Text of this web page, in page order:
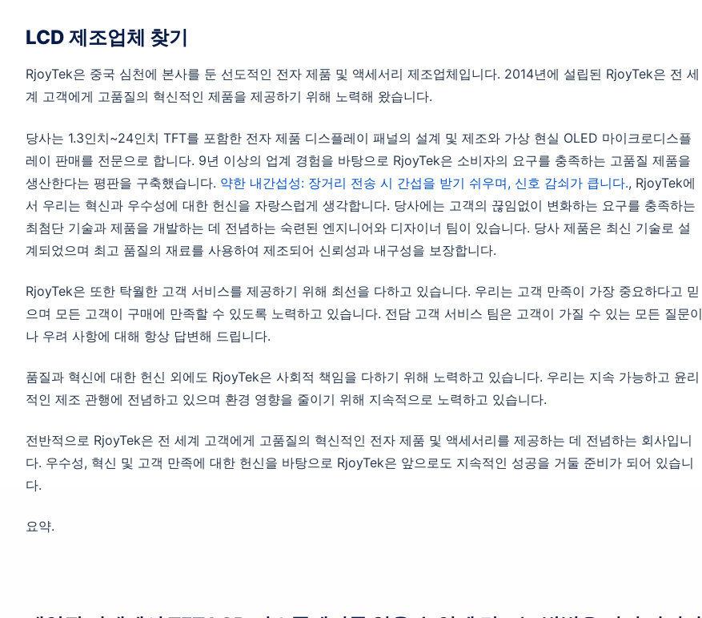
LCD 제조업체 찾기
RjoyTek은 중국 심천에 본사를 둔 선도적인 전자 제품 및 액세서리 제조업체입니다. 2014년에 설립된 RjoyTek은 전 세
계 고객에게 고품질의 혁신적인 제품을 제공하기 위해 노력해 왔습니다.
당사는 1.3인치~24인치 TFT를 포함한 전자 제품 디스플레이 패널의 설계 및 제조와 가상 현실 OLED 마이크로디스플
레이 판매를 전문으로 합니다. 9년 이상의 업계 경험을 바탕으로 RjoyTek은 소비자의 요구를 충족하는 고품질 제품을
생산한다는 평판을 구축했습니다. 약한 내간섭성: 장거리 전송 시 간섭을 받기 쉬우며, 신호 감쇠가 큽니다., RjoyTek에
서 우리는 혁신과 우수성에 대한 헌신을 자랑스럽게 생각합니다. 당사에는 고객의 끊임없이 변화하는 요구를 충족하는
최첨단 기술과 제품을 개발하는 데 전념하는 숙련된 엔지니어와 디자이너 팀이 있습니다. 당사 제품은 최신 기술로 설
계되었으며 최고 품질의 재료를 사용하여 제조되어 신뢰성과 내구성을 보장합니다.
RjoyTek은 또한 탁월한 고객 서비스를 제공하기 위해 최선을 다하고 있습니다. 우리는 고객 만족이 가장 중요하다고 믿
으며 모든 고객이 구매에 만족할 수 있도록 노력하고 있습니다. 전담 고객 서비스 팀은 고객이 가질 수 있는 모든 질문이
나 우려 사항에 대해 항상 답변해 드립니다.
품질과 혁신에 대한 헌신 외에도 RjoyTek은 사회적 책임을 다하기 위해 노력하고 있습니다. 우리는 지속 가능하고 윤리
적인 제조 관행에 전념하고 있으며 환경 영향을 줄이기 위해 지속적으로 노력하고 있습니다.
전반적으로 RjoyTek은 전 세계 고객에게 고품질의 혁신적인 전자 제품 및 액세서리를 제공하는 데 전념하는 회사입니
다. 우수성, 혁신 및 고객 만족에 대한 헌신을 바탕으로 RjoyTek은 앞으로도 지속적인 성공을 거둘 준비가 되어 있습니
다.
요약.